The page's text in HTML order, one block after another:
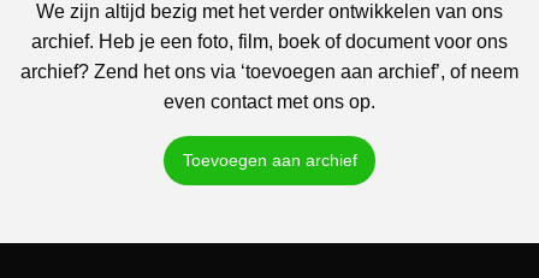
We zijn altijd bezig met het verder ontwikkelen van ons
archief. Heb je een foto, film, boek of document voor ons
archief? Zend het ons via ‘toevoegen aan archief’, of neem
even contact met ons op.
Toevoegen aan archief